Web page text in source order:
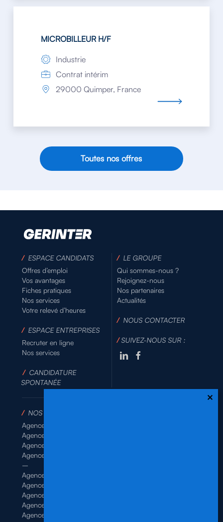
MICROBILLEUR H/F
Industrie
Contrat intérim
29000 Quimper, France
Toutes nos offres
/ ESPACE CANDIDATS
Offres d’emploi
Vos avantages
Fiches pratiques
Nos services
Votre relevé d’heures
/ ESPACE ENTREPRISES
Recruter en ligne
Nos services
/ CANDIDATURE
SPONTANÉE
/ LE GROUPE
Qui sommes-nous ?
Rejoignez-nous
Nos partenaires
Actualités
/NOUS CONTACTER
/SUIVEZ-NOUS SUR :
/ NOS AGENCES
Agence de Rennes Industrie
Agence de Rennes Généraliste
Agence de Rennes BTP
Agence de Rennes Tertiaire
–
Agence de Brest
Agence de Dinan
Agence de Lamballe
Agence de Landivisiau
Agence de Pontivy